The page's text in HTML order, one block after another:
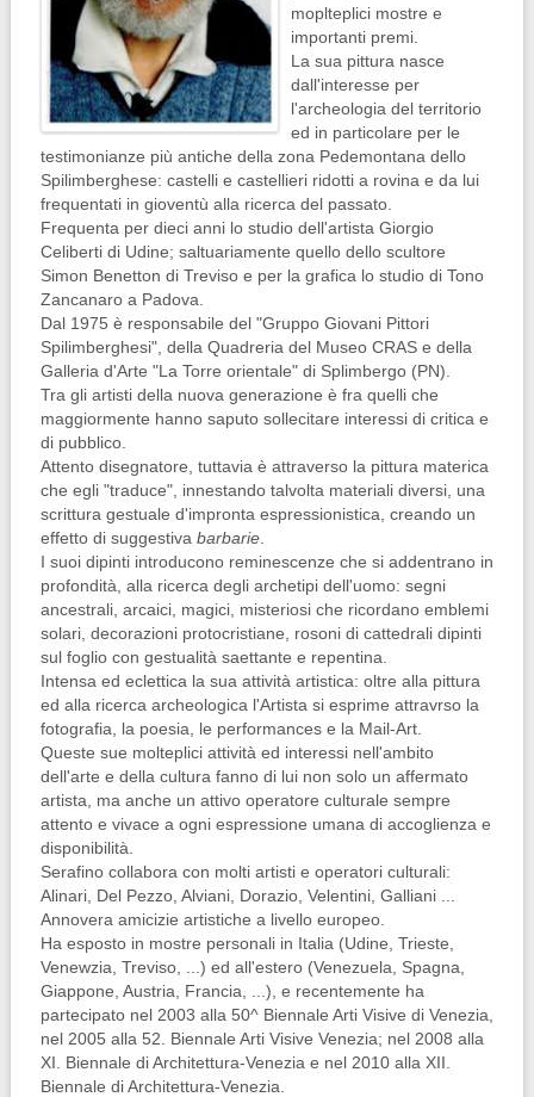
moplteplici mostre e
importanti premi.
La sua pittura nasce
dall'interesse per
l'archeologia del territorio
ed in particolare per le
testimonianze più antiche della zona Pedemontana dello
Spilimberghese: castelli e castellieri ridotti a rovina e da lui
frequentati in gioventù alla ricerca del passato.
Frequenta per dieci anni lo studio dell'artista Giorgio
Celiberti di Udine; saltuariamente quello dello scultore
Simon Benetton di Treviso e per la grafica lo studio di Tono
Zancanaro a Padova.
Dal 1975 è responsabile del "Gruppo Giovani Pittori
Spilimberghesi", della Quadreria del Museo CRAS e della
Galleria d'Arte "La Torre orientale" di Splimbergo (PN).
Tra gli artisti della nuova generazione è fra quelli che
maggiormente hanno saputo sollecitare interessi di critica e
di pubblico.
Attento disegnatore, tuttavia è attraverso la pittura materica
che egli "traduce", innestando talvolta materiali diversi, una
scrittura gestuale d'impronta espressionistica, creando un
effetto di suggestiva barbarie.
I suoi dipinti introducono reminescenze che si addentrano in
profondità, alla ricerca degli archetipi dell'uomo: segni
ancestrali, arcaici, magici, misteriosi che ricordano emblemi
solari, decorazioni protocristiane, rosoni di cattedrali dipinti
sul foglio con gestualità saettante e repentina.
Intensa ed eclettica la sua attività artistica: oltre alla pittura
ed alla ricerca archeologica l'Artista si esprime attravrso la
fotografia, la poesia, le performances e la Mail-Art.
Queste sue molteplici attività ed interessi nell'ambito
dell'arte e della cultura fanno di lui non solo un affermato
artista, ma anche un attivo operatore culturale sempre
attento e vivace a ogni espressione umana di accoglienza e
disponibilità.
Serafino collabora con molti artisti e operatori culturali:
Alinari, Del Pezzo, Alviani, Dorazio, Velentini, Galliani ...
Annovera amicizie artistiche a livello europeo.
Ha esposto in mostre personali in Italia (Udine, Trieste,
Venewzia, Treviso, ...) ed all'estero (Venezuela, Spagna,
Giappone, Austria, Francia, ...), e recentemente ha
partecipato nel 2003 alla 50^ Biennale Arti Visive di Venezia,
nel 2005 alla 52. Biennale Arti Visive Venezia; nel 2008 alla
XI. Biennale di Architettura-Venezia e nel 2010 alla XII.
Biennale di Architettura-Venezia.